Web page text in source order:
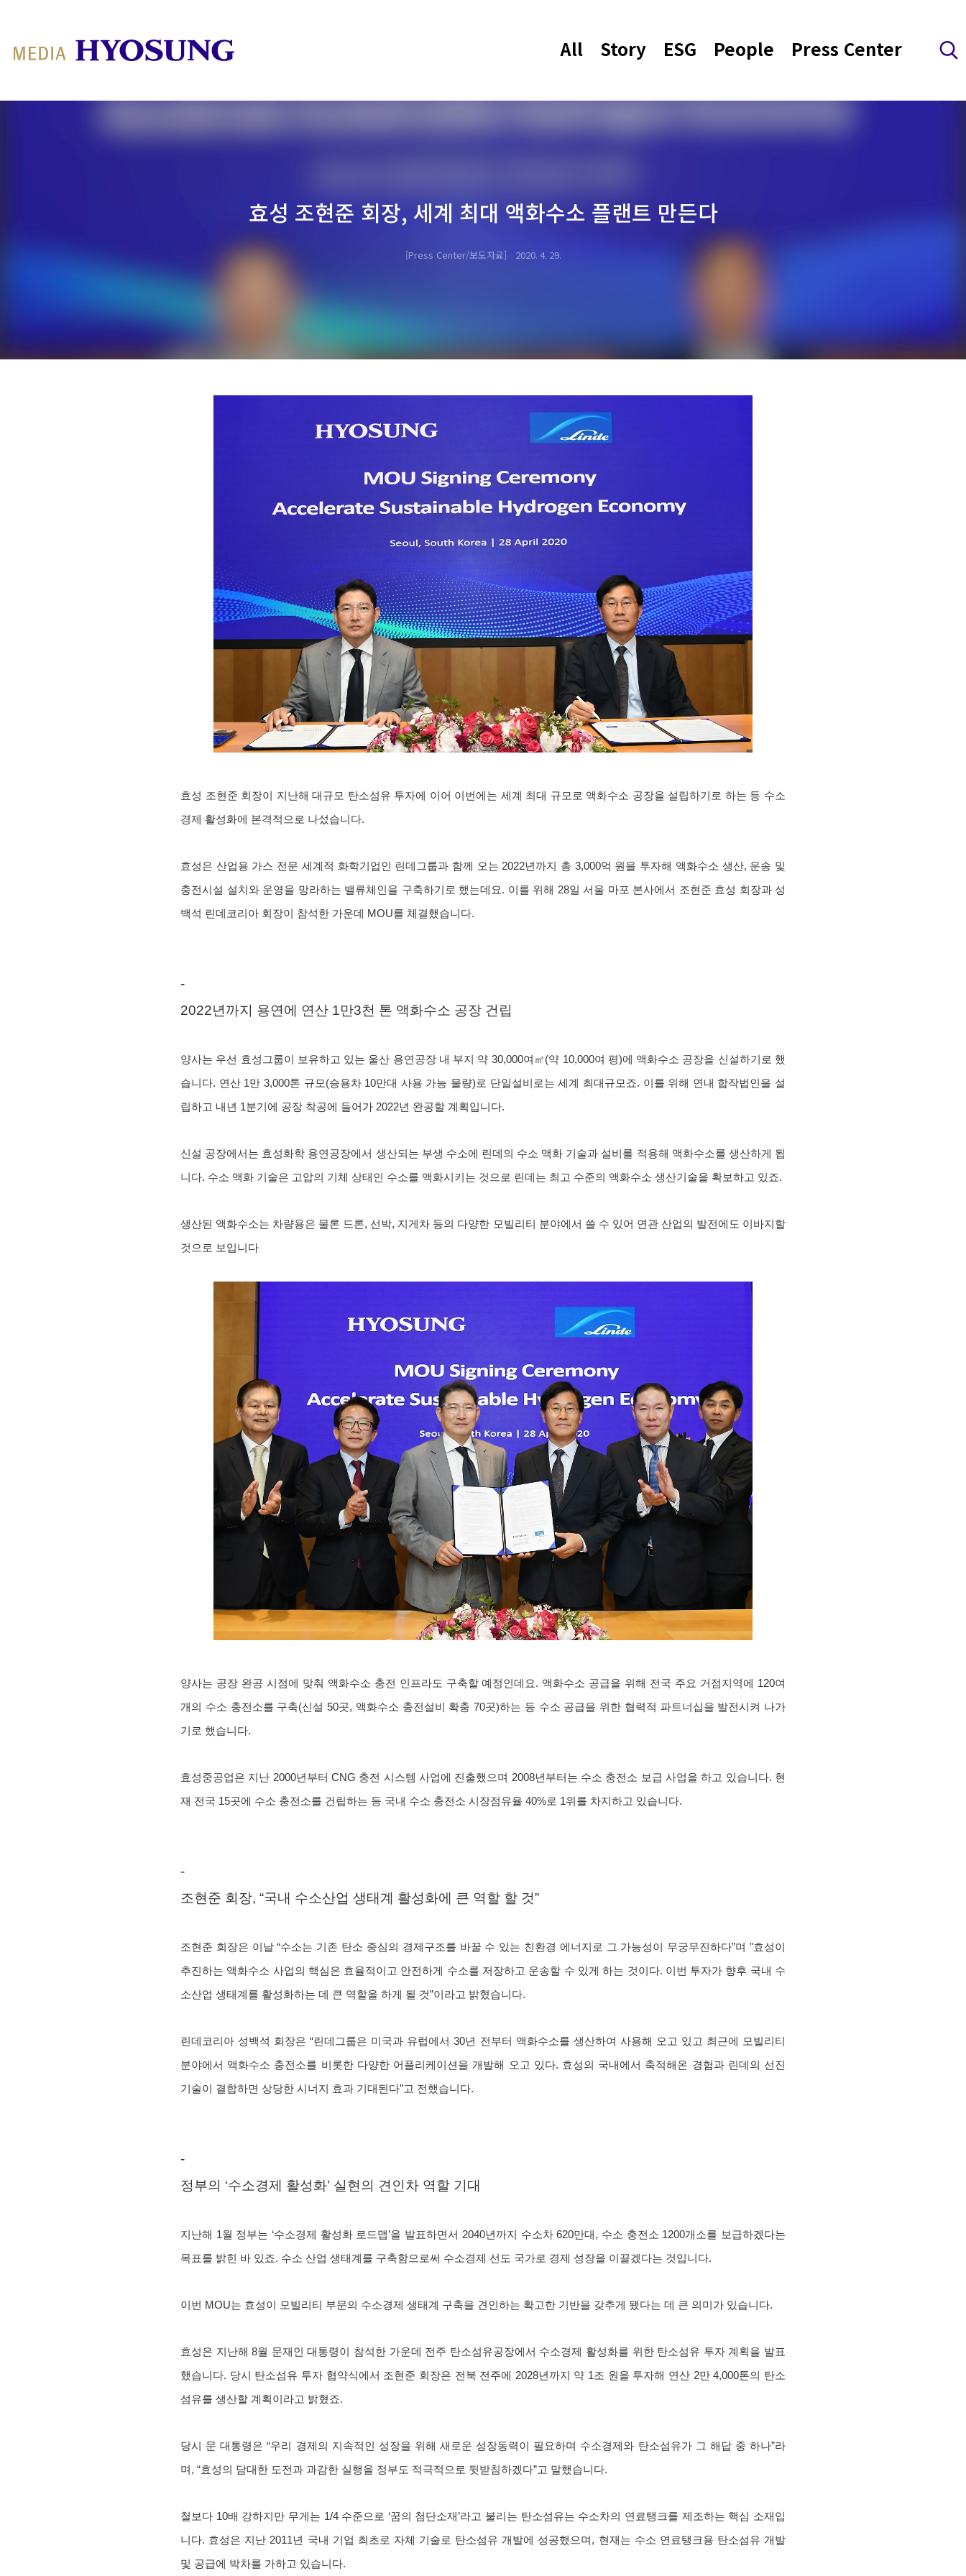
MY FRIEND HYOSUNG All Story ESG People Press Center 검색 레이어 열기
효성 조현준 회장, 세계 최대 액화수소 플랜트 만든다
Press Center/보도자료 2020. 4. 29.
효성 조현준 회장이 지난해 대규모 탄소섬유 투자에 이어 이번에는 세계 최대 규모로 액화수소 공장을 설립하기로 하는 등 수소
경제 활성화에 본격적으로 나섰습니다.
효성은 산업용 가스 전문 세계적 화학기업인 린데그룹과 함께 오는 2022년까지 총 3,000억 원을 투자해 액화수소 생산, 운송 및
충전시설 설치와 운영을 망라하는 밸류체인을 구축하기로 했는데요. 이를 위해 28일 서울 마포 본사에서 조현준 효성 회장과 성
백석 린데코리아 회장이 참석한 가운데 MOU를 체결했습니다.
-
2022년까지 용연에 연산 1만3천 톤 액화수소 공장 건립
양사는 우선 효성그룹이 보유하고 있는 울산 용연공장 내 부지 약 30,000여㎡(약 10,000여 평)에 액화수소 공장을 신설하기로 했
습니다. 연산 1만 3,000톤 규모(승용차 10만대 사용 가능 물량)로 단일설비로는 세계 최대규모죠. 이를 위해 연내 합작법인을 설
립하고 내년 1분기에 공장 착공에 들어가 2022년 완공할 계획입니다.
신설 공장에서는 효성화학 용연공장에서 생산되는 부생 수소에 린데의 수소 액화 기술과 설비를 적용해 액화수소를 생산하게 됩
니다. 수소 액화 기술은 고압의 기체 상태인 수소를 액화시키는 것으로 린데는 최고 수준의 액화수소 생산기술을 확보하고 있죠.
생산된 액화수소는 차량용은 물론 드론, 선박, 지게차 등의 다양한 모빌리티 분야에서 쓸 수 있어 연관 산업의 발전에도 이바지할
것으로 보입니다
양사는 공장 완공 시점에 맞춰 액화수소 충전 인프라도 구축할 예정인데요. 액화수소 공급을 위해 전국 주요 거점지역에 120여
개의 수소 충전소를 구축(신설 50곳, 액화수소 충전설비 확충 70곳)하는 등 수소 공급을 위한 협력적 파트너십을 발전시켜 나가
기로 했습니다.
효성중공업은 지난 2000년부터 CNG 충전 시스템 사업에 진출했으며 2008년부터는 수소 충전소 보급 사업을 하고 있습니다. 현
재 전국 15곳에 수소 충전소를 건립하는 등 국내 수소 충전소 시장점유율 40%로 1위를 차지하고 있습니다.
-
조현준 회장, “국내 수소산업 생태계 활성화에 큰 역할 할 것”
조현준 회장은 이날 “수소는 기존 탄소 중심의 경제구조를 바꿀 수 있는 친환경 에너지로 그 가능성이 무궁무진하다”며 "효성이
추진하는 액화수소 사업의 핵심은 효율적이고 안전하게 수소를 저장하고 운송할 수 있게 하는 것이다. 이번 투자가 향후 국내 수
소산업 생태계를 활성화하는 데 큰 역할을 하게 될 것”이라고 밝혔습니다.
린데코리아 성백석 회장은 “린데그룹은 미국과 유럽에서 30년 전부터 액화수소를 생산하여 사용해 오고 있고 최근에 모빌리티
분야에서 액화수소 충전소를 비롯한 다양한 어플리케이션을 개발해 오고 있다. 효성의 국내에서 축적해온 경험과 린데의 선진
기술이 결합하면 상당한 시너지 효과 기대된다”고 전했습니다.
-
정부의 ‘수소경제 활성화’ 실현의 견인차 역할 기대
지난해 1월 정부는 ‘수소경제 활성화 로드맵’을 발표하면서 2040년까지 수소차 620만대, 수소 충전소 1200개소를 보급하겠다는
목표를 밝힌 바 있죠. 수소 산업 생태계를 구축함으로써 수소경제 선도 국가로 경제 성장을 이끌겠다는 것입니다.
이번 MOU는 효성이 모빌리티 부문의 수소경제 생태계 구축을 견인하는 확고한 기반을 갖추게 됐다는 데 큰 의미가 있습니다.
효성은 지난해 8월 문재인 대통령이 참석한 가운데 전주 탄소섬유공장에서 수소경제 활성화를 위한 탄소섬유 투자 계획을 발표
했습니다. 당시 탄소섬유 투자 협약식에서 조현준 회장은 전북 전주에 2028년까지 약 1조 원을 투자해 연산 2만 4,000톤의 탄소
섬유를 생산할 계획이라고 밝혔죠.
당시 문 대통령은 “우리 경제의 지속적인 성장을 위해 새로운 성장동력이 필요하며 수소경제와 탄소섬유가 그 해답 중 하나”라
며, “효성의 담대한 도전과 과감한 실행을 정부도 적극적으로 뒷받침하겠다”고 말했습니다.
철보다 10배 강하지만 무게는 1/4 수준으로 ‘꿈의 첨단소재’라고 불리는 탄소섬유는 수소차의 연료탱크를 제조하는 핵심 소재입
니다. 효성은 지난 2011년 국내 기업 최초로 자체 기술로 탄소섬유 개발에 성공했으며, 현재는 수소 연료탱크용 탄소섬유 개발
및 공급에 박차를 가하고 있습니다.